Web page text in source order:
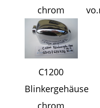
chrom
C1200
Blinkergehäuse
chrom